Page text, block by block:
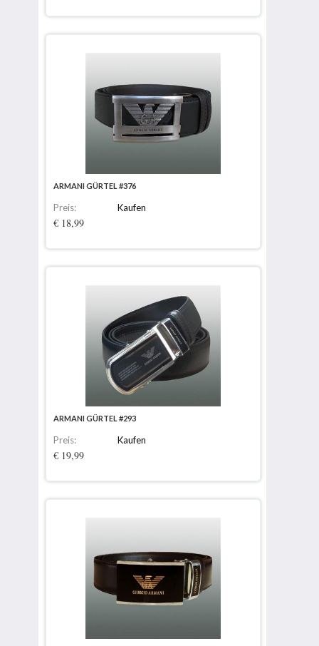
ARMANI GÜRTEL #376
Preis:
€ 18,99
Kaufen
ARMANI GÜRTEL #293
Preis:
€ 19,99
Kaufen